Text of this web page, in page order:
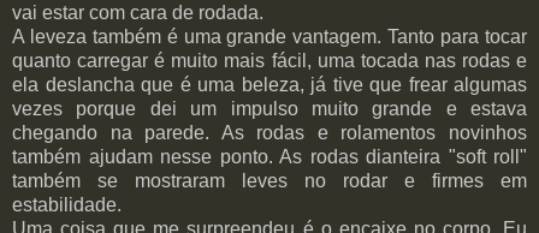
vai estar com cara de rodada.
A leveza também é uma grande vantagem. Tanto para tocar
quanto carregar é muito mais fácil, uma tocada nas rodas e
ela deslancha que é uma beleza, já tive que frear algumas
vezes porque dei um impulso muito grande e estava
chegando na parede. As rodas e rolamentos novinhos
também ajudam nesse ponto. As rodas dianteira "soft roll"
também se mostraram leves no rodar e firmes em
estabilidade.
Uma coisa que me surpreendeu é o encaixe no corpo. Eu